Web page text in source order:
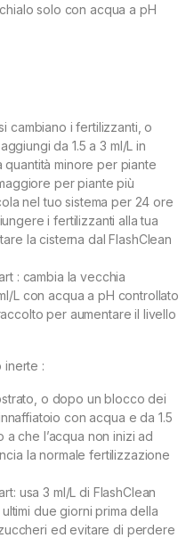
solo con acqua a pH
cambiano i fertilizzanti, o
da 1.5 a 3 ml/L in
minore per piante
per piante più
nel tuo sistema per 24 ore
i fertilizzanti alla tua
la cisterna dal FlashClean
: cambia la vecchia
L con acqua a pH controllato
per aumentare il livello
inerte :
o dopo un blocco dei
con acqua e da 1.5
a che l’acqua non inizi ad
la normale fertilizzazione
usa 3 ml/L di FlashClean
due giorni prima della
ed evitare di perdere